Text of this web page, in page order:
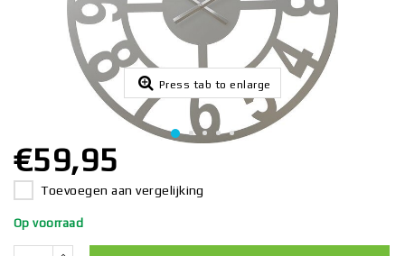
Press tab to enlarge
€59,95
Toevoegen aan vergelijking
Op voorraad